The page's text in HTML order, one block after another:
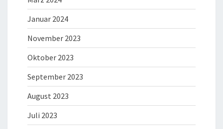
Januar 2024
November 2023
Oktober 2023
September 2023
August 2023
Juli 2023